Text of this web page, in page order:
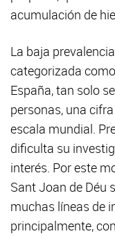
acumulación de
La baja
categorizada
España, tan solo
personas, una
escala mundial.
dificulta su
interés. Por este
Sant Joan de Déu
muchas líneas de
principalmente, con